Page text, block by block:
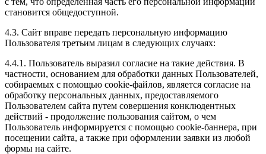
становится общедоступной.
4.3. Сайт вправе передать персональную информацию
Пользователя третьим лицам в следующих случаях:
4.4.1. Пользователь выразил согласие на такие действия. В
частности, основанием для обработки данных Пользователей,
собираемых с помощью cookie-файлов, является согласие на
обработку персональных данных, предоставляемого
Пользователем сайта путем совершения конклюдентных
действий - продолжение пользования сайтом, о чем
Пользователь информируется с помощью cookie-баннера, при
посещении сайта, а также при оформлении заявки из любой
формы на сайте.